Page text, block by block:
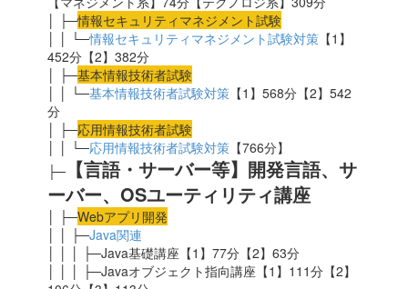
│ ├─情報セキュリティマネジメント試験
│ │ └─情報セキュリティマネジメント試験対策 【1】
452分【2】382分
│ ├─基本情報技術者試験
│ │ └─基本情報技術者試験対策 【1】568分【2】542
分
│ ├─応用情報技術者試験
│ │ └─応用情報技術者試験対策 【766分】
├─ 【言語・サーバー等】開発言語、サ
ーバー、OSユーティリティ講座
│ ├─Webアプリ開発
│ │ ├─Java関連
│ │ │ ├─Java基礎講座【1】77分【2】63分
│ │ │ ├─Javaオブジェクト指向講座【1】111分【2】